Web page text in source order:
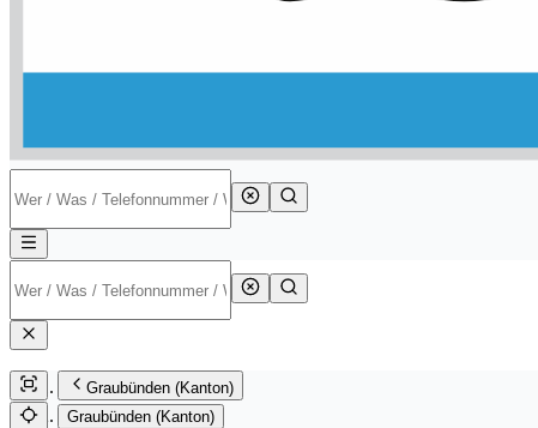
Graubünden (Kanton)
Graubünden (Kanton)